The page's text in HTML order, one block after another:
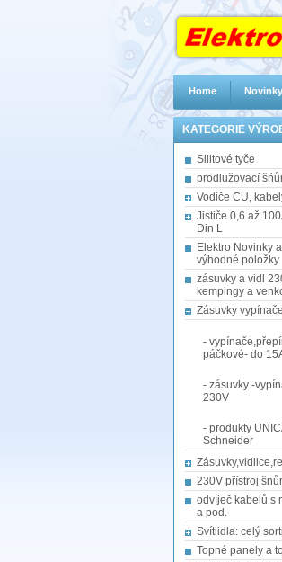
KATEGORIE
Silitové tyče
prodlužovací
Vodiče CU,
Jističe 0,6 až
Din L
Elektro Novinky
výhodné položky
zásuvky a vidl
kempingy a
Zásuvky
-
páčkové- do
- zásuvky -
230V
- produkty
Schneider
230V přístroj
odvíječ kabelů s
a pod.
Svítiidla: celý
Topné panely a
Home Novinky